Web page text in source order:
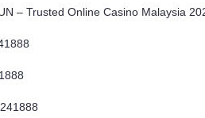
– Trusted Online Casino Malaysia